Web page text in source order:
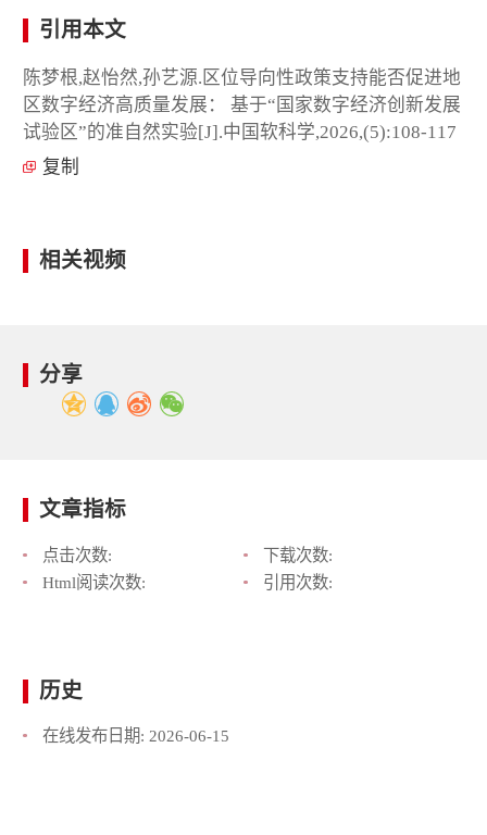
引用本文
陈梦根,赵怡然,孙艺源.区位导向性政策支持能否促进地
区数字经济高质量发展： 基于“国家数字经济创新发展
试验区”的准自然实验[J].中国软科学,2026,(5):108-117
复制
相关视频
分享
文章指标
点击次数:
下载次数:
Html阅读次数:
引用次数:
历史
在线发布日期: 2026-06-15